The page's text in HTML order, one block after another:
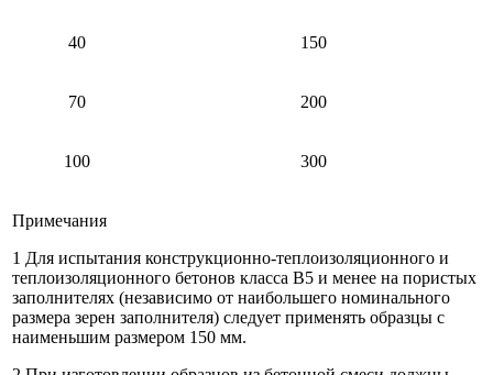
40 150
70 200
100 300
Примечания
1 Для испытания конструкционно-теплоизоляционного и
теплоизоляционного бетонов класса В5 и менее на пористых
заполнителях (независимо от наибольшего номинального
размера зерен заполнителя) следует применять образцы с
наименьшим размером 150 мм.